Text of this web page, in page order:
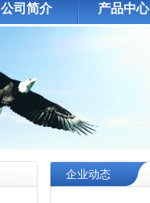
公司简介 产品中心
企业动态